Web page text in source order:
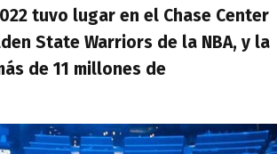
tuvo lugar en el Chase Center
State Warriors de la NBA, y la
de 11 millones de